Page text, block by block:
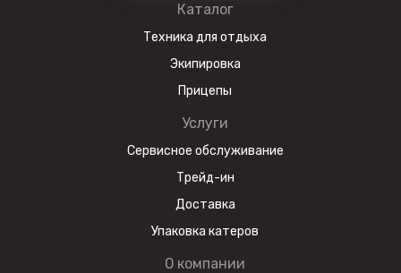
Каталог
Техника для отдыха
Экипировка
Прицепы
Услуги
Сервисное обслуживание
Трейд-ин
Доставка
Упаковка катеров
О компании